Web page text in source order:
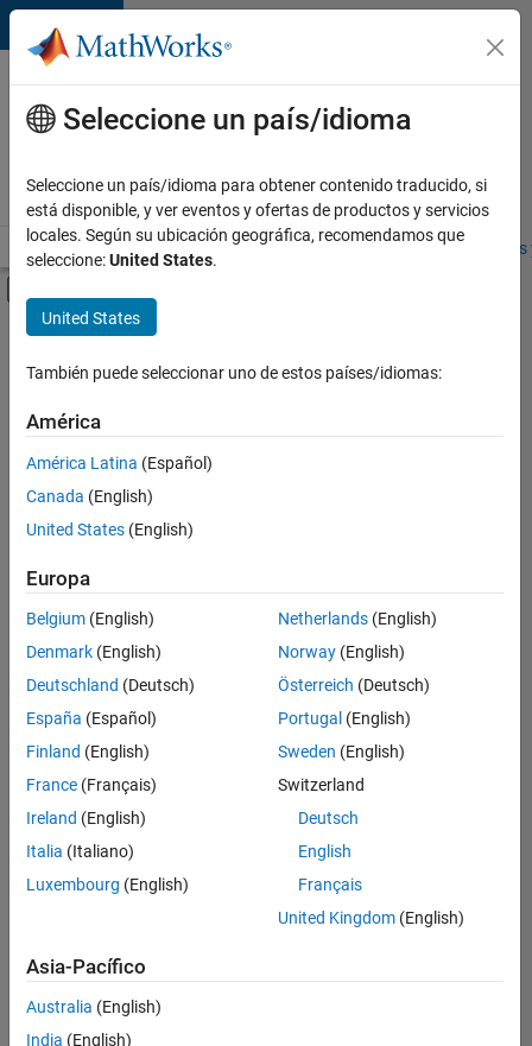
Saltar al contenido
Ofertas
de
empleo
MathWorks
Visión general Búsqueda de empleo Oficinas locales
Contenido principal
FILTRADO POR
Product Marketing
Ordenar por
Guardar
empleos
seleccionados
No se
han
traducido
todos
los
empleos.
Busque
por
ubicación
todos
empleos
en su
Seleccione un país/idioma
Seleccione un país/idioma para obtener contenido traducido, si
está disponible, y ver eventos y ofertas de productos y servicios
locales. Según su ubicación geográfica, recomendamos que
seleccione:United States.
United States
También puede seleccionar uno de estos países/idiomas:
América
América Latina (Español)
Canada (English)
United States (English)
Europa
Belgium (English)
Denmark (English)
Deutschland (Deutsch)
España (Español)
Finland (English)
France (Français)
Ireland (English)
Italia (Italiano)
Luxembourg (English)
Netherlands(English)
Norway(English)
Österreich (Deutsch)
Portugal (English)
Sweden (English)
Switzerland
Deutsch
English
Français
United Kingdom(English)
Asia-Pacífico
Australia (English)
India (English)